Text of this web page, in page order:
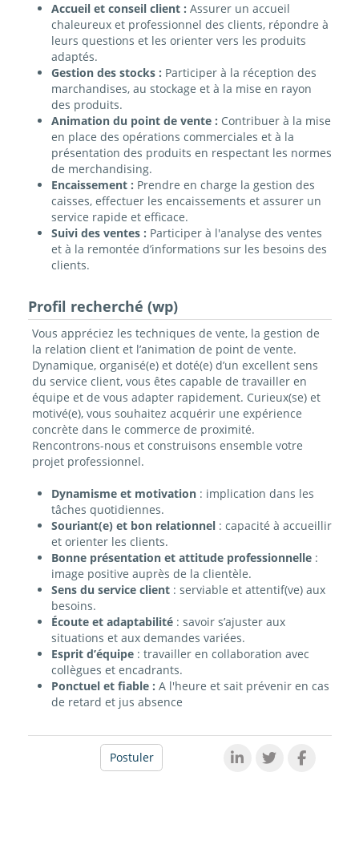
Accueil et conseil client : Assurer un accueil
chaleureux et professionnel des clients, répondre à
leurs questions et les orienter vers les produits
adaptés.
Gestion des stocks : Participer à la réception des
marchandises, au stockage et à la mise en rayon
des produits.
Animation du point de vente : Contribuer à la mise
en place des opérations commerciales et à la
présentation des produits en respectant les normes
de merchandising.
Encaissement : Prendre en charge la gestion des
caisses, effectuer les encaissements et assurer un
service rapide et efficace.
Suivi des ventes : Participer à l'analyse des ventes
et à la remontée d’informations sur les besoins des
clients.
Profil recherché (wp)
Vous appréciez les techniques de vente, la gestion de
la relation client et l’animation de point de vente.
Dynamique, organisé(e) et doté(e) d’un excellent sens
du service client, vous êtes capable de travailler en
équipe et de vous adapter rapidement. Curieux(se) et
motivé(e), vous souhaitez acquérir une expérience
concrète dans le commerce de proximité.
Rencontrons-nous et construisons ensemble votre
projet professionnel.
Dynamisme et motivation: implication dans les
tâches quotidiennes.
Souriant(e) et bon relationnel: capacité à accueillir
et orienter les clients.
Bonne présentation et attitude professionnelle:
image positive auprès de la clientèle.
Sens du service client: serviable et attentif(ve) aux
besoins.
Écoute et adaptabilité: savoir s’ajuster aux
situations et aux demandes variées.
Esprit d’équipe: travailler en collaboration avec
collègues et encadrants.
Ponctuel et fiable : A l'heure et sait prévenir en cas
de retard et jus absence
Postuler